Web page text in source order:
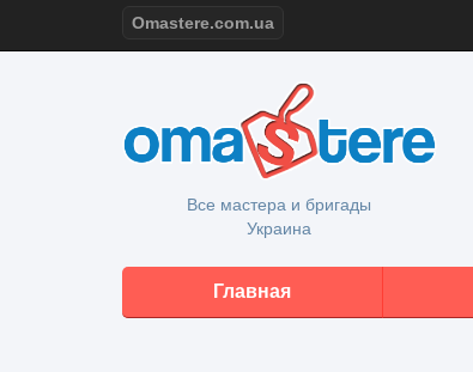
Omastere.com.ua
Все мастера и бригады
Украина
Главная